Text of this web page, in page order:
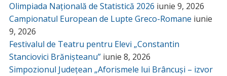
Olimpiada Națională de Statistică 2026 iunie 9, 2026
Campionatul European de Lupte Greco-Romane iunie
9, 2026
Festivalul de Teatru pentru Elevi „Constantin
Stanciovici Brănișteanu” iunie 8, 2026
Simpozionul Județean „Aforismele lui Brâncuși – izvor